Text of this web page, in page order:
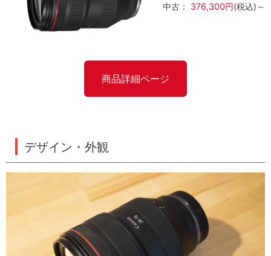
中古： 376,300円(税込)～
商品詳細ページ
デザイン・外観